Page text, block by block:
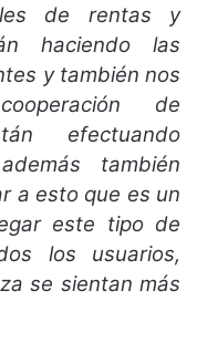
de rentas y
haciendo las
y también nos
de
efectuando
también
a esto que es un
este tipo de
los usuarios,
se sientan más